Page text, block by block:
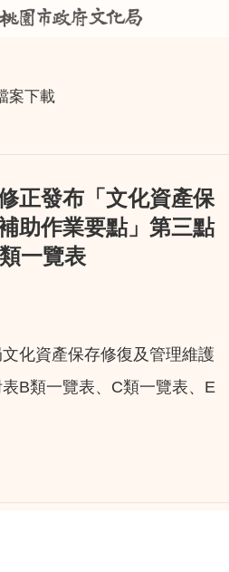
案下載
正發布「文化資產保
助作業要點」第三點
一覽表
化資產保存修復及管理維護
B類一覽表、C類一覽表、E